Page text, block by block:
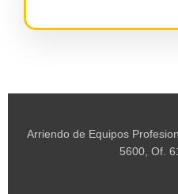
Arriendo de Equipos
5600, Of.